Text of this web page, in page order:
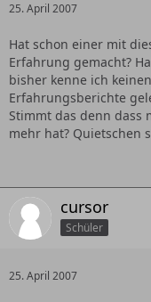
25. April 2007
Hat schon einer mit
Erfahrung gemacht?
bisher kenne ich
Erfahrungsberichte
Stimmt das denn dass
mehr hat? Quietschen
cursor
Schüler
25. April 2007